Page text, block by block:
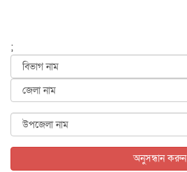
জুলাইয়ের কৃতিত্ব নেওয়ার
;
অনুসন্ধান করুন